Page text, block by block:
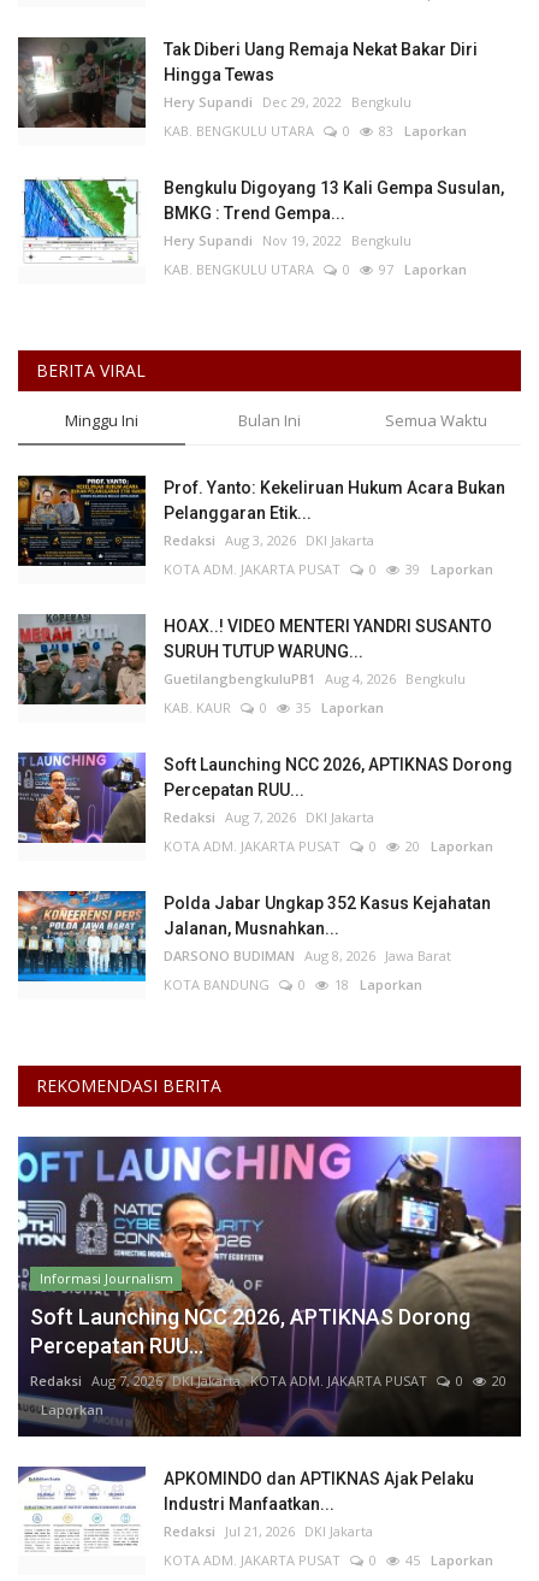
Tak Diberi Uang Remaja Nekat Bakar Diri
Hingga Tewas
Hery Supandi Dec 29, 2022
Bengkulu
KAB. BENGKULU UTARA
0 83 Laporkan
Bengkulu Digoyang 13 Kali Gempa Susulan,
BMKG : Trend Gempa...
Hery Supandi Nov 19, 2022
Bengkulu
KAB. BENGKULU UTARA
0 97 Laporkan
BERITA VIRAL
Minggu Ini Bulan Ini Semua Waktu
Prof. Yanto: Kekeliruan Hukum Acara Bukan
Pelanggaran Etik...
Redaksi Aug 3, 2026 DKI Jakarta
KOTA ADM. JAKARTA PUSAT
0 39 Laporkan
HOAX..! VIDEO MENTERI YANDRI SUSANTO
SURUH TUTUP WARUNG...
GuetilangbengkuluPB1 Aug 4, 2026 Bengkulu
KAB. KAUR
0 35 Laporkan
Soft Launching NCC 2026, APTIKNAS Dorong
Percepatan RUU...
Redaksi Aug 7, 2026 DKI Jakarta
KOTA ADM. JAKARTA PUSAT
0 20 Laporkan
Polda Jabar Ungkap 352 Kasus Kejahatan
Jalanan, Musnahkan...
DARSONO BUDIMAN Aug 8, 2026 Jawa Barat
KOTA BANDUNG
0 18 Laporkan
REKOMENDASI BERITA
Informasi Journalism
Soft Launching NCC 2026, APTIKNAS Dorong
Percepatan RUU...
Redaksi Aug 7, 2026 DKI Jakarta KOTA ADM. JAKARTA PUSAT 0
20
Laporkan
APKOMINDO dan APTIKNAS Ajak Pelaku
Industri Manfaatkan...
Redaksi Jul 21, 2026 DKI Jakarta
KOTA ADM. JAKARTA PUSAT
0 45 Laporkan